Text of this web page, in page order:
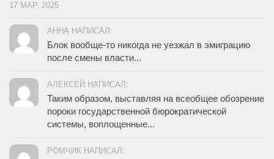
17 МАР, 2025
АННА НАПИСАЛ:
Блок вообще-то никогда не уезжал в эмиграцию
после смены власти...
АЛЕКСЕЙ НАПИСАЛ:
Таким образом, выставляя на всеобщее обозрение
пороки государственной бюрократической
системы, воплощенные...
РОМЧИК НАПИСАЛ: